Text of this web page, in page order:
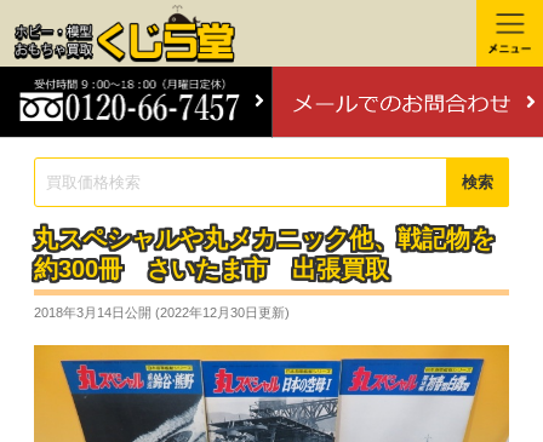
検索
丸スペシャルや丸メカニック他、戦記物を
約300冊 さいたま市 出張買取
2018年3月14日公開 (2022年12月30日 更新)